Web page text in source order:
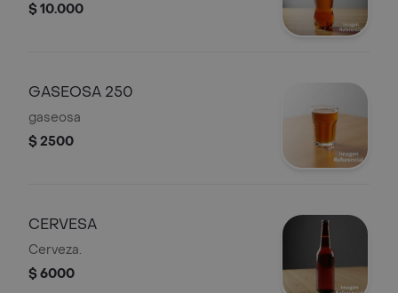
$ 10.000
GASEOSA 250
gaseosa
$ 2500
CERVESA
Cerveza.
$ 6000